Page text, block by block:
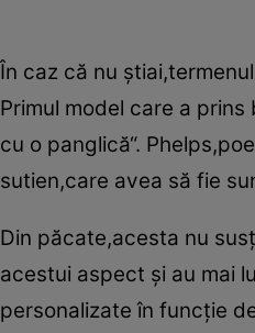
În caz că nu
Primul model care a
cu o panglică“.
sutien,care avea să fie
Din păcate,acesta nu
acestui aspect şi au mai
personalizate în funcţie